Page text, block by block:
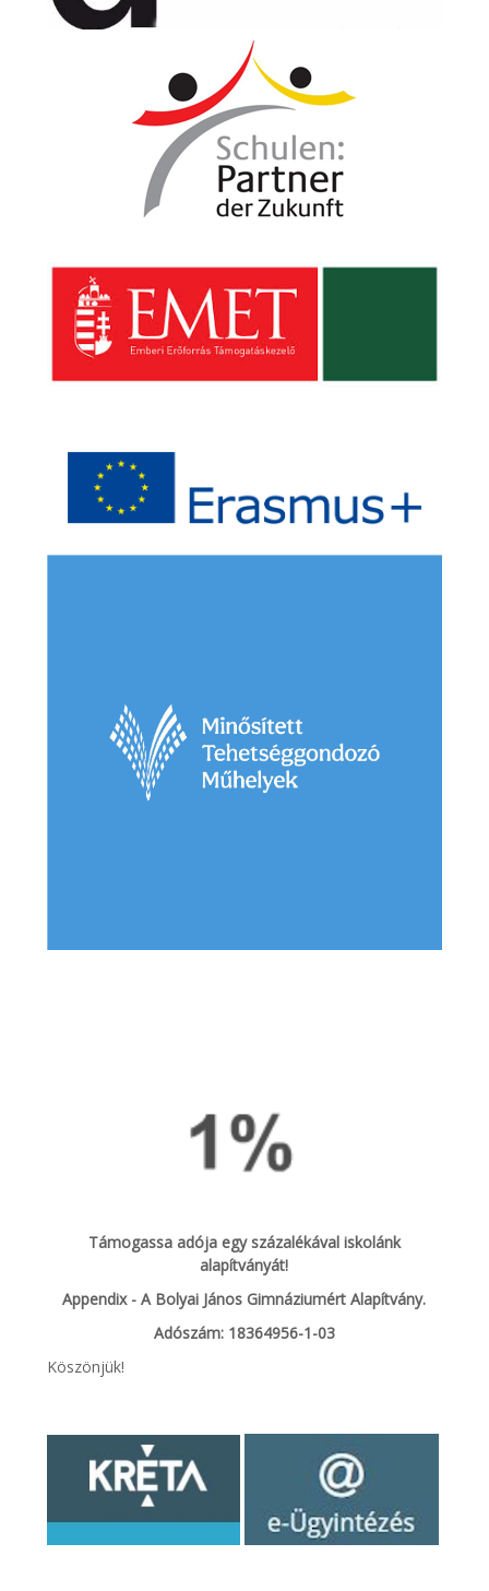
Támogassa adója egy százalékával iskolánk
alapítványát!
Appendix - A Bolyai János Gimnáziumért Alapítvány.
Adószám: 18364956-1-03
Köszönjük!